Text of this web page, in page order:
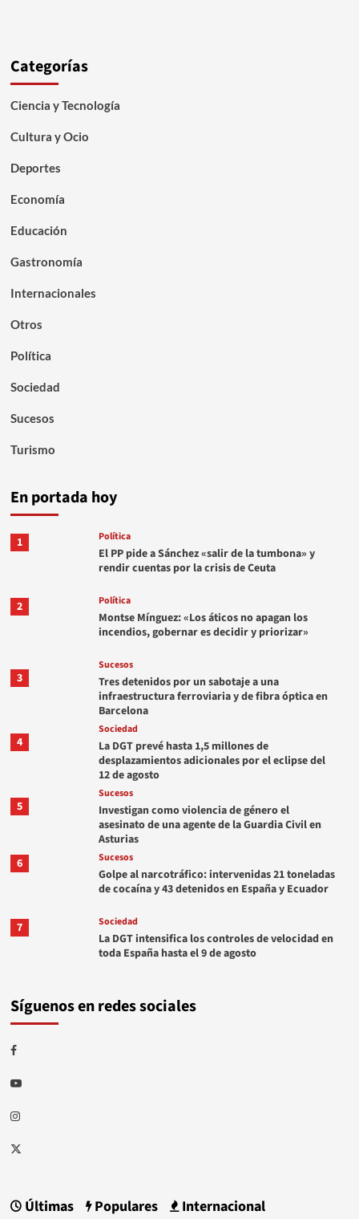
Categorías
Ciencia y Tecnología
Cultura y Ocio
Deportes
Economía
Educación
Gastronomía
Internacionales
Otros
Política
Sociedad
Sucesos
Turismo
En portada hoy
1 Política
El PP pide a Sánchez «salir de la tumbona» y
rendir cuentas por la crisis de Ceuta
2 Política
Montse Mínguez: «Los áticos no apagan los
incendios, gobernar es decidir y priorizar»
3
Sucesos
Tres detenidos por un sabotaje a una
infraestructura ferroviaria y de fibra óptica en
Barcelona
4
Sociedad
La DGT prevé hasta 1,5 millones de
desplazamientos adicionales por el eclipse del
12 de agosto
5
Sucesos
Investigan como violencia de género el
asesinato de una agente de la Guardia Civil en
Asturias
6
Sucesos
Golpe al narcotráfico: intervenidas 21 toneladas
de cocaína y 43 detenidos en España y Ecuador
7 Sociedad
La DGT intensifica los controles de velocidad en
toda España hasta el 9 de agosto
Síguenos en redes sociales
Facebook
Youtube
Instagram
Twitter
Últimas Populares Internacional